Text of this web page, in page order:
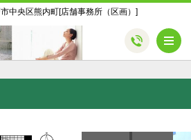
中央区熊内町[店舗事務所（区画）]